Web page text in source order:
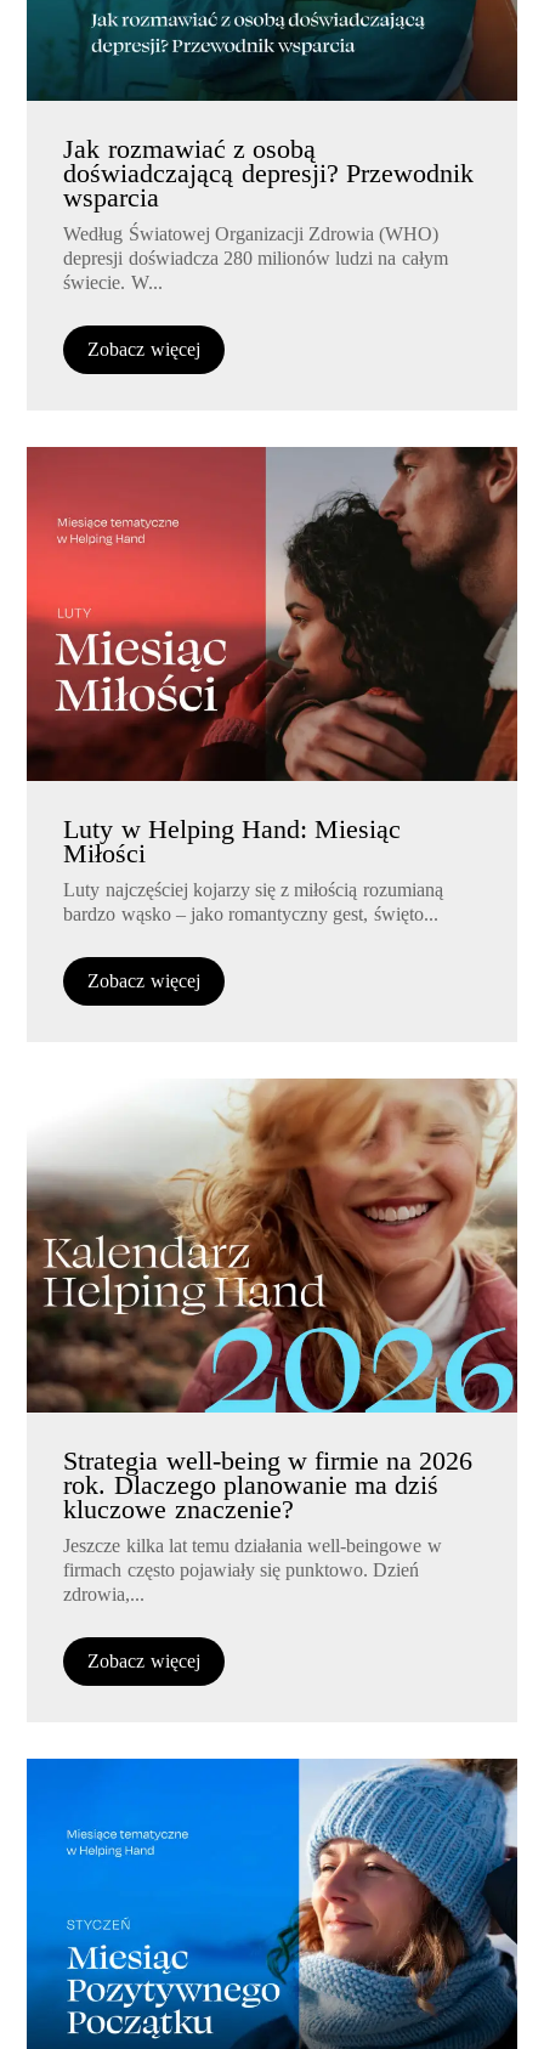
Jak rozmawiać z osobą
doświadczającą depresji? Przewodnik
wsparcia
Według Światowej Organizacji Zdrowia (WHO)
depresji doświadcza 280 milionów ludzi na całym
świecie. W...
Zobacz więcej
Luty w Helping Hand: Miesiąc
Miłości
Luty najczęściej kojarzy się z miłością rozumianą
bardzo wąsko – jako romantyczny gest, święto...
Zobacz więcej
Strategia well-being w firmie na 2026
rok. Dlaczego planowanie ma dziś
kluczowe znaczenie?
Jeszcze kilka lat temu działania well-beingowe w
firmach często pojawiały się punktowo. Dzień
zdrowia,...
Zobacz więcej